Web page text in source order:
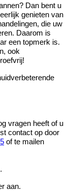
Dan bent u
genieten van
die uw
Daarom is
een topmerk is.
ook
vragen heeft of u
contact op door
of te mailen
aan.